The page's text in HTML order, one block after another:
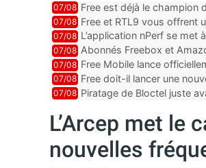
07/08 Free est déjà le champion
encore au moin...
07/08 Free et RTL9 vous offrent
l’obtenir
07/08 L’application nPerf se met
Mobile, Orange, SFR ...
07/08 Abonnés Freebox et
07/08 Free Mobile lance
des promos et des
07/08 Free doit-il lancer une
07/08 Piratage de Bloctel juste
L’Arcep met le
nouvelles